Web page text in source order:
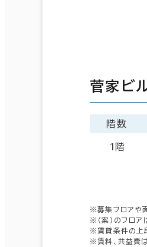
菅家ビ
階数
1階
※募集フロアや
※（案）のフロ
※賃貸条件の上
※賃料、共益費